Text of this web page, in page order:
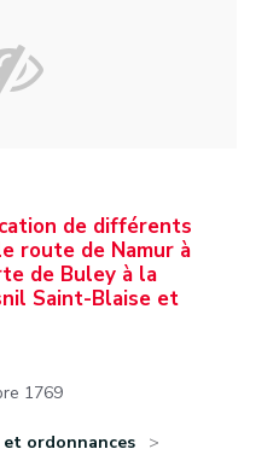
de différents
route de Namur à
de Buley à la
Saint-Blaise et
1769
ordonnances